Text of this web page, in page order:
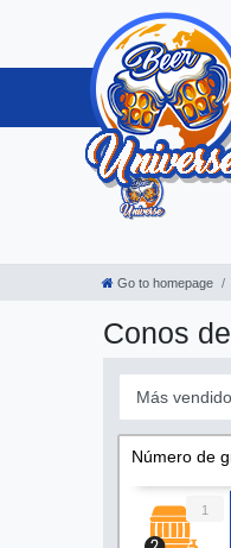
Go to homepage
Conos
Número de
1